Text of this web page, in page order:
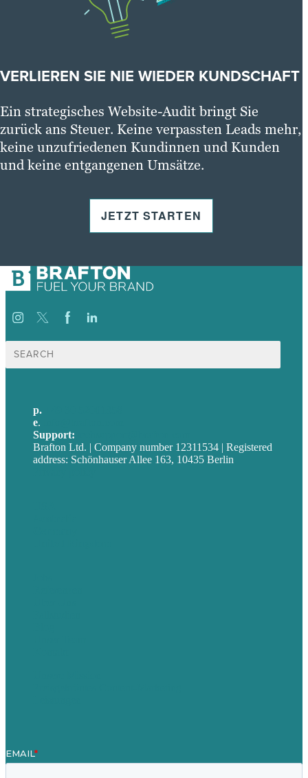
VERLIEREN SIE NIE WIEDER KUNDSCHAFT
Ein strategisches Website-Audit bringt Sie
zurück ans Steuer. Keine verpassten Leads mehr,
keine unzufriedenen Kundinnen und Kunden
und keine entgangenen Umsätze.
JETZT STARTEN
Suche
nach:
p.
e.
Support:
Brafton Ltd. | Company number 12311534 | Registered
address: Schönhauser Allee 163, 10435 Berlin